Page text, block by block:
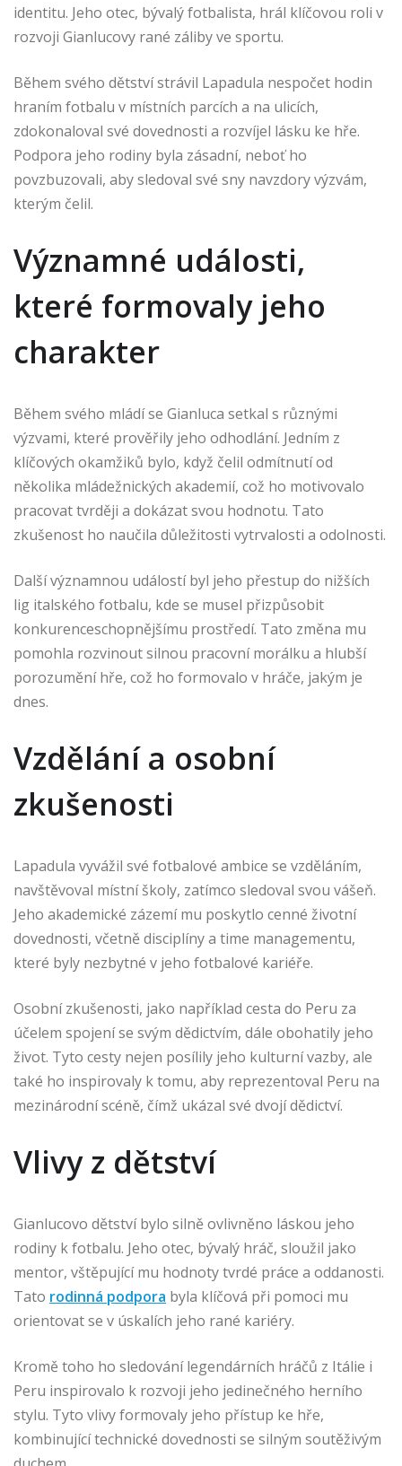
identitu. Jeho otec, bývalý fotbalista, hrál klíčovou roli v
rozvoji Gianlucovy rané záliby ve sportu.
Během svého dětství strávil Lapadula nespočet hodin
hraním fotbalu v místních parcích a na ulicích,
zdokonaloval své dovednosti a rozvíjel lásku ke hře.
Podpora jeho rodiny byla zásadní, neboť ho
povzbuzovali, aby sledoval své sny navzdory výzvám,
kterým čelil.
Významné události,
které formovaly jeho
charakter
Během svého mládí se Gianluca setkal s různými
výzvami, které prověřily jeho odhodlání. Jedním z
klíčových okamžiků bylo, když čelil odmítnutí od
několika mládežnických akademií, což ho motivovalo
pracovat tvrději a dokázat svou hodnotu. Tato
zkušenost ho naučila důležitosti vytrvalosti a odolnosti.
Další významnou událostí byl jeho přestup do nižších
lig italského fotbalu, kde se musel přizpůsobit
konkurenceschopnějšímu prostředí. Tato změna mu
pomohla rozvinout silnou pracovní morálku a hlubší
porozumění hře, což ho formovalo v hráče, jakým je
dnes.
Vzdělání a osobní
zkušenosti
Lapadula vyvážil své fotbalové ambice se vzděláním,
navštěvoval místní školy, zatímco sledoval svou vášeň.
Jeho akademické zázemí mu poskytlo cenné životní
dovednosti, včetně disciplíny a time managementu,
které byly nezbytné v jeho fotbalové kariéře.
Osobní zkušenosti, jako například cesta do Peru za
účelem spojení se svým dědictvím, dále obohatily jeho
život. Tyto cesty nejen posílily jeho kulturní vazby, ale
také ho inspirovaly k tomu, aby reprezentoval Peru na
mezinárodní scéně, čímž ukázal své dvojí dědictví.
Vlivy z dětství
Gianlucovo dětství bylo silně ovlivněno láskou jeho
rodiny k fotbalu. Jeho otec, bývalý hráč, sloužil jako
mentor, vštěpující mu hodnoty tvrdé práce a oddanosti.
Tato rodinná podpora byla klíčová při pomoci mu
orientovat se v úskalích jeho rané kariéry.
Kromě toho ho sledování legendárních hráčů z Itálie i
Peru inspirovalo k rozvoji jeho jedinečného herního
stylu. Tyto vlivy formovaly jeho přístup ke hře,
kombinující technické dovednosti se silným soutěživým